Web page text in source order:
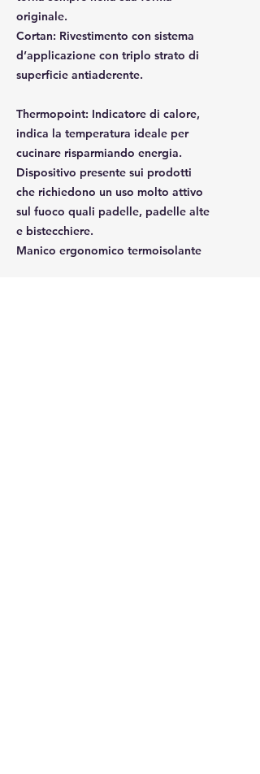
originale.
Cortan: Rivestimento con sistema
d’applicazione con triplo strato di
superficie antiaderente.
Thermopoint: Indicatore di calore,
indica la temperatura ideale per
cucinare risparmiando energia.
Dispositivo presente sui prodotti
che richiedono un uso molto attivo
sul fuoco quali padelle, padelle alte
e bistecchiere.
Manico ergonomico termoisolante